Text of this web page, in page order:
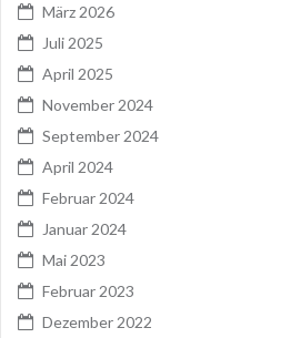
März 2026
Juli 2025
April 2025
November 2024
September 2024
April 2024
Februar 2024
Januar 2024
Mai 2023
Februar 2023
Dezember 2022